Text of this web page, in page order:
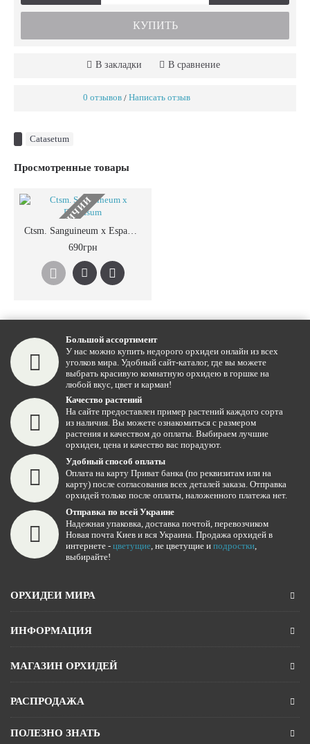
КУПИТЬ
В закладки В сравнение
0 отзывов / Написать отзыв
Catasetum
Просмотренные товары
НЕТ В НАЛИЧИИ
Ctsm. Sanguineum x Espansum
690грн
Большой ассортимент
У нас можно купить недорого орхидеи онлайн из всех
уголков мира. Удобный сайт-каталог, где вы можете
выбрать красивую комнатную орхидею в горшке на
любой вкус, цвет и карман!
Качество растений
На сайте предоставлен пример растений каждого сорта
из наличия. Вы можете ознакомиться с размером
растения и качеством до оплаты. Выбираем лучшие
орхидеи, цена и качество вас порадуют.
Удобный способ оплаты
Оплата на карту Приват банка (по реквизитам или на
карту) после согласования всех деталей заказа. Отправка
орхидей только после оплаты, наложенного платежа нет.
Отправка по всей Украине
Надежная упаковка, доставка почтой, перевозчиком
Новая почта Киев и вся Украина. Продажа орхидей в
интернете - цветущие, не цветущие и подростки,
выбирайте!
ОРХИДЕИ МИРА
ИНФОРМАЦИЯ
МАГАЗИН ОРХИДЕЙ
РАСПРОДАЖА
ПОЛЕЗНО ЗНАТЬ